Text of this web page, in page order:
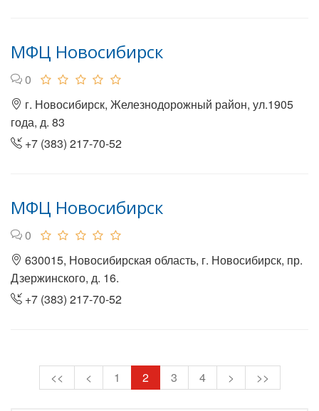
МФЦ Новосибирск
0
г. Новосибирск, Железнодорожный район, ул.1905
года, д. 83
+7 (383) 217-70-52
МФЦ Новосибирск
0
630015, Новосибирская область, г. Новосибирск, пр.
Дзержинского, д. 16.
+7 (383) 217-70-52
<< < 1 2 3 4 > >>